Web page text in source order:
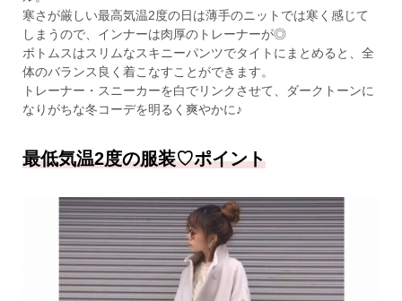
寒さが厳しい最高気温2度の日は薄手のニットでは寒く感じて
しまうので、インナーは肉厚のトレーナーが◎
ボトムスはスリムなスキニーパンツでタイトにまとめると、全
体のバランス良く着こなすことができます。
トレーナー・スニーカーを白でリンクさせて、ダークトーンに
なりがちな冬コーデを明るく爽やかに♪
最低気温2度の服装♡ポイント